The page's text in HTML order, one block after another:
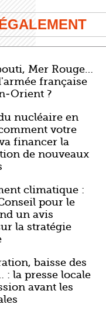
Mer Rouge…
française
Orient ?
nucléaire en
votre
financer la
de nouveaux
climatique :
pour le
un avis
la stratégie
baisse des
: la presse locale
avant les